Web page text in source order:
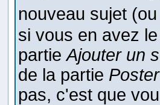
nouveau sujet
si vous en avez
partieAjouter un
de la partie
pas, c'est que